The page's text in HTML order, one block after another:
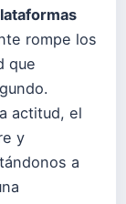
rompe los
que
actitud, el
y
a